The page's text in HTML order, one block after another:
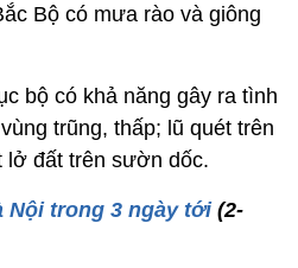
Bộ có mưa rào và giông
bộ có khả năng gây ra tình
trũng, thấp; lũ quét trên
lở đất trên sườn dốc.
Nội trong 3 ngày tới(2-